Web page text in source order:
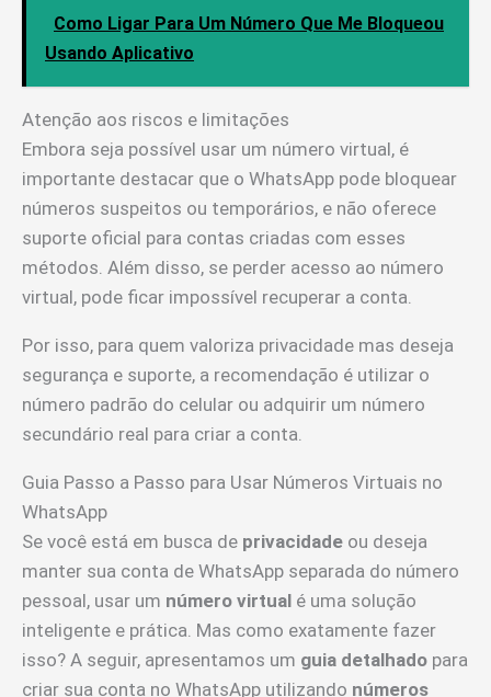
Como Ligar Para Um Número Que Me Bloqueou
Usando Aplicativo
Atenção aos riscos e limitações
Embora seja possível usar um número virtual, é
importante destacar que o WhatsApp pode bloquear
números suspeitos ou temporários, e não oferece
suporte oficial para contas criadas com esses
métodos. Além disso, se perder acesso ao número
virtual, pode ficar impossível recuperar a conta.
Por isso, para quem valoriza privacidade mas deseja
segurança e suporte, a recomendação é utilizar o
número padrão do celular ou adquirir um número
secundário real para criar a conta.
Guia Passo a Passo para Usar Números Virtuais no
WhatsApp
Se você está em busca de privacidade ou deseja
manter sua conta de WhatsApp separada do número
pessoal, usar um número virtual é uma solução
inteligente e prática. Mas como exatamente fazer
isso? A seguir, apresentamos um guia detalhado para
criar sua conta no WhatsApp utilizando números